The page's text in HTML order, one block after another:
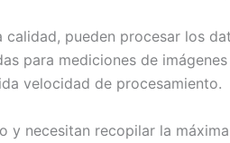
pueden procesar los
para mediciones de
velocidad de procesamiento.
necesitan recopilar la